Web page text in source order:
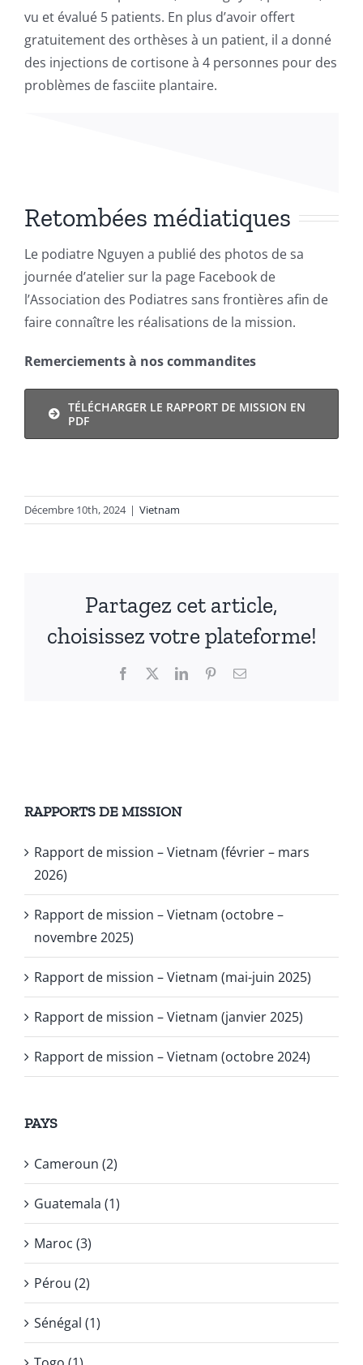
vu et évalué 5 patients. En plus d’avoir offert
gratuitement des orthèses à un patient, il a donné
des injections de cortisone à 4 personnes pour des
problèmes de fasciite plantaire.
Retombées médiatiques
Le podiatre Nguyen a publié des photos de sa
journée d’atelier sur la page Facebook de
l’Association des Podiatres sans frontières afin de
faire connaître les réalisations de la mission.
Remerciements à nos commandites
TÉLÉCHARGER LE RAPPORT DE MISSION EN
PDF
Décembre 10th, 2024 | Vietnam
Partagez cet article,
choisissez votre plateforme!
Facebook LinkedInPinterestCourriel
RAPPORTS DE MISSION
Rapport de mission – Vietnam (février – mars
2026)
Rapport de mission – Vietnam (octobre –
novembre 2025)
Rapport de mission – Vietnam (mai-juin 2025)
Rapport de mission – Vietnam (janvier 2025)
Rapport de mission – Vietnam (octobre 2024)
PAYS
Cameroun (2)
Guatemala (1)
Maroc (3)
Pérou (2)
Sénégal (1)